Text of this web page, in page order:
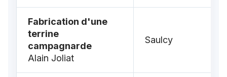
Fabrication d'une
terrine
campagnarde
Alain Joliat
Saulcy